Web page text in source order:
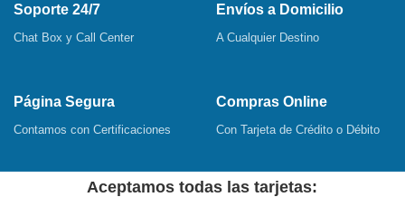
Soporte 24/7
Chat Box y Call Center
Envíos a Domicilio
A Cualquier Destino
Página Segura
Contamos con Certificaciones
Compras Online
Con Tarjeta de Crédito o Débito
Aceptamos todas las tarjetas: